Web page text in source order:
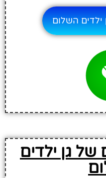
השלום
גן ילדים